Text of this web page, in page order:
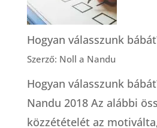
mit
jelent
az,
hogy
dúla?
Hogyan válasszunk
Szerző: Noll a Nandu
Hogyan válasszunk
Nandu 2018 Az alábbi
közzétételét az